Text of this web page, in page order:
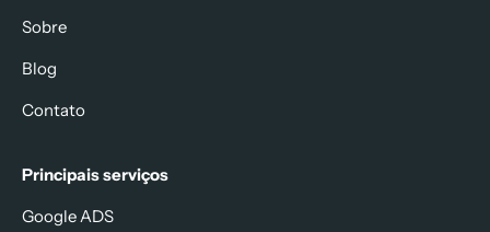
Sobre
Blog
Contato
Principais serviços
Google ADS